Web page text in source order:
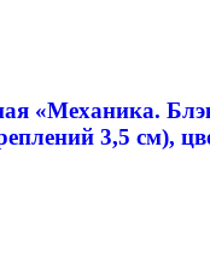
«Механика.
3,5 см),